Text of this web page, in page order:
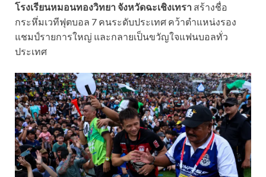
โรงเรียนหมอนทองวิทยา จังหวัดฉะเชิงเทรา สร้างชื่อ
กระหึ่มเวทีฟุตบอล 7 คนระดับประเทศ คว้าตำแหน่งรอง
แชมป์รายการใหญ่ และกลายเป็นขวัญใจแฟนบอลทั่ว
ประเทศ